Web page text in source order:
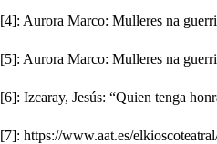
[4]: Aurora Marco: Mulleres na
[5]: Aurora Marco: Mulleres na
[6]: Izcaray, Jesús: “Quien tenga
[7]: https://www.aat.es/